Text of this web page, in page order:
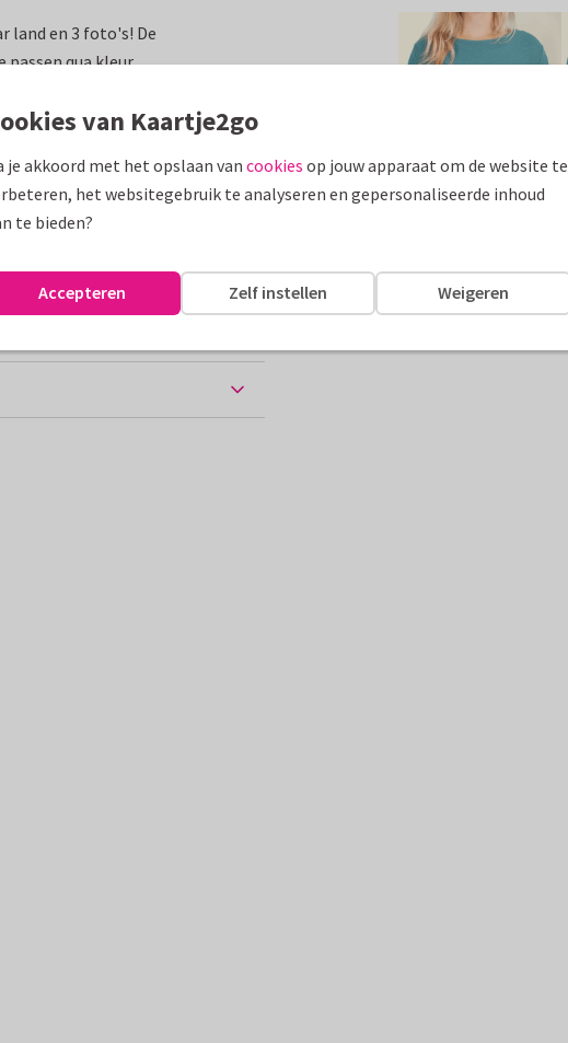
land en 3 foto's! De
qua kleur.
passen
Groeten uit...
10 x 15 cm
van Kaartje2go
je akkoord met het opslaan vancookies op jouw apparaat om de website te
het websitegebruik te analyseren en gepersonaliseerde inhoud
te bieden?
Weigeren
Zelf instellen
Accepteren